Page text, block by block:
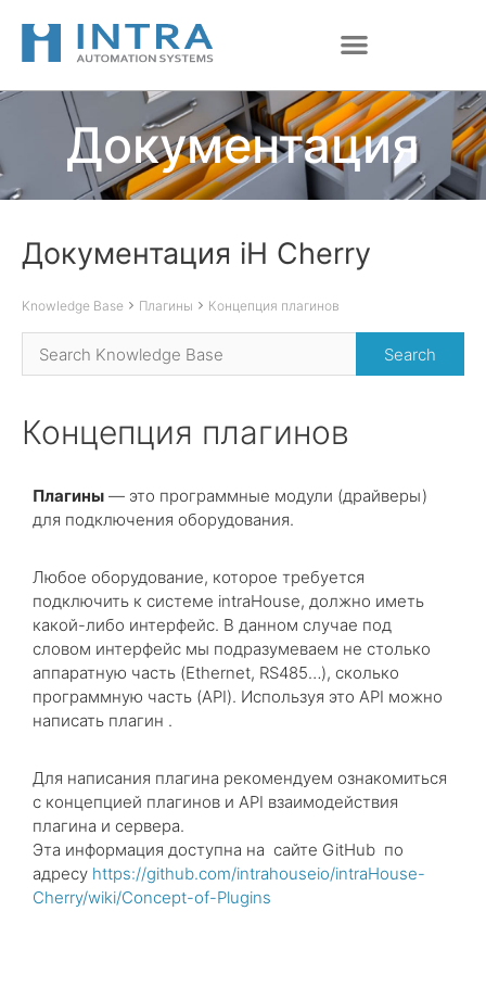
содержимому
Документация
Документация iH Cherry
Knowledge Base Плагины Концепция плагинов
Концепция плагинов
Плагины — это программные модули (драйверы)
для подключения оборудования.
Любое оборудование, которое требуется
подключить к системе intraHouse, должно иметь
какой-либо интерфейс. В данном случае под
словом интерфейс мы подразумеваем не столько
аппаратную часть (Ethernet, RS485…), сколько
программную часть (API). Используя это API можно
написать плагин .
Для написания плагина рекомендуем ознакомиться
с концепцией плагинов и API взаимодействия
плагина и сервера.
Эта информация доступна на сайте GitHub по
адресу https://github.com/intrahouseio/intraHouse-
Cherry/wiki/Concept-of-Plugins